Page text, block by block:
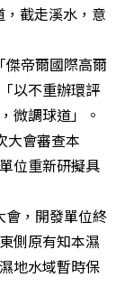
截走溪水，意
帝爾國際高爾
以不重辦環評
微調球道」。
大會審查本
位重新研擬具
，開發單位終
側原有知本濕
地水域暫時保